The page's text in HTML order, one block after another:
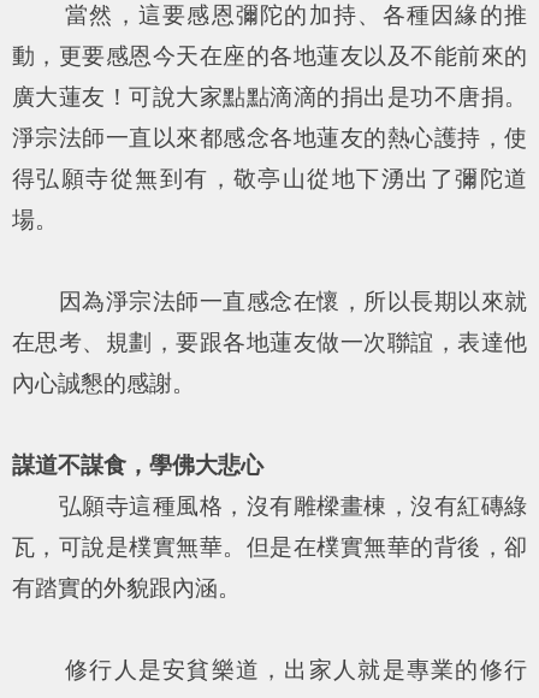
當然，這要感恩彌陀的加持、各種因緣的推
動，更要感恩今天在座的各地蓮友以及不能前來的
廣大蓮友！可說大家點點滴滴的捐出是功不唐捐。
淨宗法師一直以來都感念各地蓮友的熱心護持，使
得弘願寺從無到有，敬亭山從地下湧出了彌陀道
場。
因為淨宗法師一直感念在懷，所以長期以來就
在思考、規劃，要跟各地蓮友做一次聯誼，表達他
內心誠懇的感謝。
謀道不謀食，學佛大悲心
弘願寺這種風格，沒有雕樑畫棟，沒有紅磚綠
瓦，可說是樸實無華。但是在樸實無華的背後，卻
有踏實的外貌跟內涵。
修行人是安貧樂道，出家人就是專業的修行